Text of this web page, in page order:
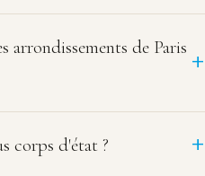
arrondissements de Paris
corps d'état ?